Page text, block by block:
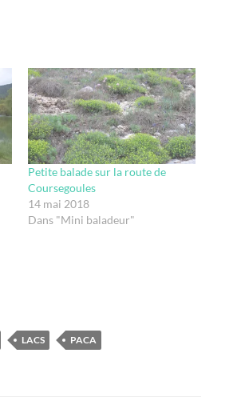
Petite balade sur la route de
Coursegoules
14 mai 2018
Dans "Mini baladeur"
LACS PACA